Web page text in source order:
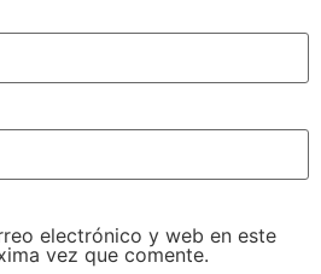
electrónico y web en este
vez que comente.